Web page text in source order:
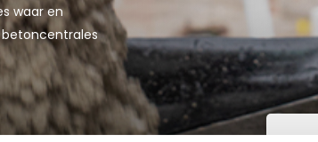
waar en
betoncentrales